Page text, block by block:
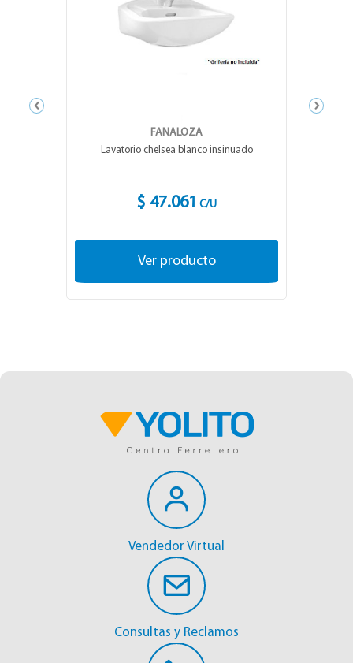
FANALOZA
Lavatorio chelsea blanco insinuado
$ 47.061 C/U
Ver producto
Vendedor Virtual
Consultas y Reclamos